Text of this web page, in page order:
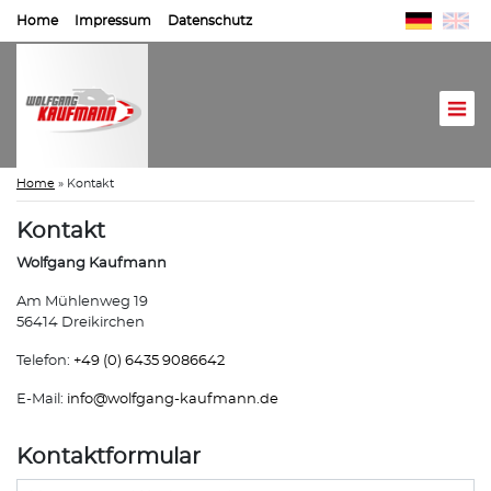
Home Impressum Datenschutz
Home » Kontakt
Kontakt
Wolfgang Kaufmann
Am Mühlenweg 19
56414 Dreikirchen
Telefon: +49 (0) 6435 9086642
E-Mail: info@wolfgang-kaufmann.de
Kontaktformular